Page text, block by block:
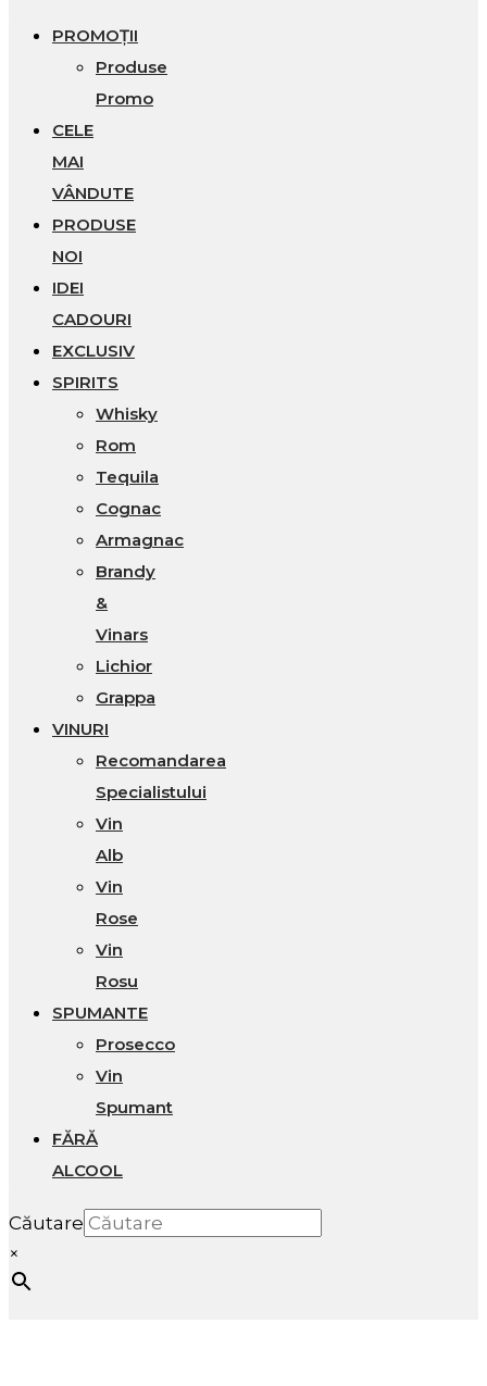
PROMOȚII
Produse
Promo
CELE
MAI
VÂNDUTE
PRODUSE
NOI
IDEI
CADOURI
EXCLUSIV
SPIRITS
Whisky
Rom
Tequila
Cognac
Armagnac
Brandy
&
Vinars
Lichior
Grappa
VINURI
Recomandarea
Specialistului
Vin
Alb
Vin
Rose
Vin
Rosu
SPUMANTE
Prosecco
Vin
Spumant
FĂRĂ
ALCOOL
Căutare
×